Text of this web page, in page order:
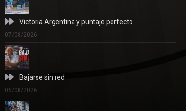
Victoria Argentina y puntaje perfecto
07/08/2026
Bajarse sin red
06/08/2026